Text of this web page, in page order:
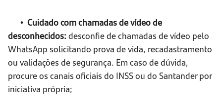
• Cuidado com chamadas de vídeo de
desconhecidos: desconfie de chamadas de vídeo pelo
WhatsApp solicitando prova de vida, recadastramento
ou validações de segurança. Em caso de dúvida,
procure os canais oficiais do INSS ou do Santander por
iniciativa própria;